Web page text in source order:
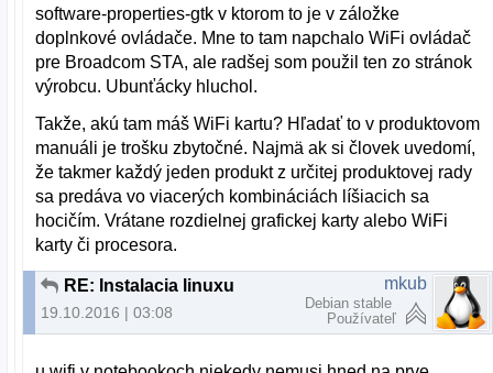
software-properties-gtk v ktorom to je v záložke
doplnkové ovládače. Mne to tam napchalo WiFi ovládač
pre Broadcom STA, ale radšej som použil ten zo stránok
výrobcu. Ubunťácky hluchol.
Takže, akú tam máš WiFi kartu? Hľadať to v produktovom
manuáli je trošku zbytočné. Najmä ak si človek uvedomí,
že takmer každý jeden produkt z určitej produktovej rady
sa predáva vo viacerých kombináciách líšiacich sa
hocičím. Vrátane rozdielnej grafickej karty alebo WiFi
karty či procesora.
RE: Instalacia linuxu
19.10.2016 | 03:08
mkub
Debian stable
Používateľ